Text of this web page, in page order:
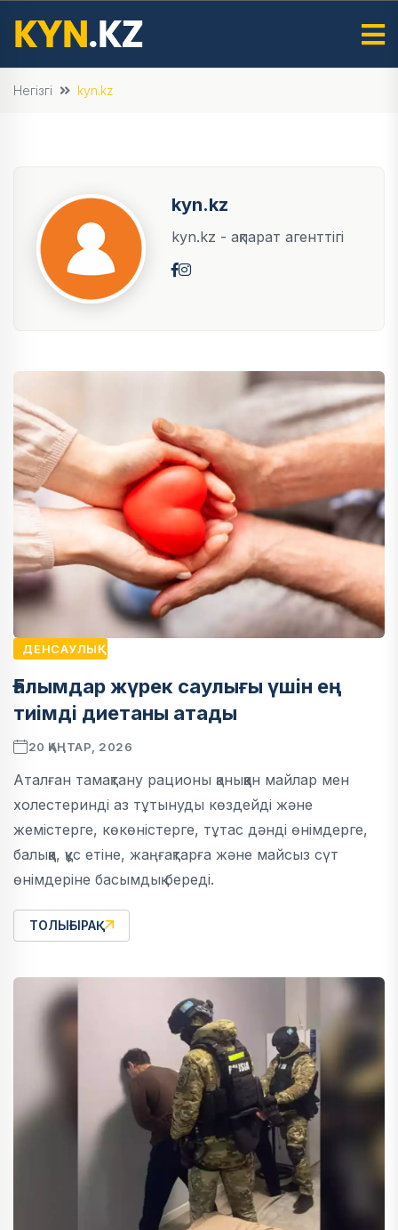
Негізгі kyn.kz
kyn.kz
kyn.kz - ақпарат агенттігі
ДЕНСАУЛЫҚ
Ғалымдар жүрек саулығы үшін ең
тиімді диетаны атады
20 ҚАҢТАР, 2026
Аталған тамақтану рационы қаныққан майлар мен
холестеринді аз тұтынуды көздейді және
жемістерге, көкөністерге, тұтас дәнді өнімдерге,
балыққа, құс етіне, жаңғақтарға және майсыз сүт
өнімдеріне басымдық береді.
ТОЛЫҒЫРАҚ